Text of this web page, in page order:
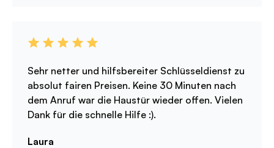
Sehr netter und hilfsbereiter Schlüsseldienst zu
absolut fairen Preisen. Keine 30 Minuten nach
dem Anruf war die Haustür wieder offen. Vielen
Dank für die schnelle Hilfe :).
Laura